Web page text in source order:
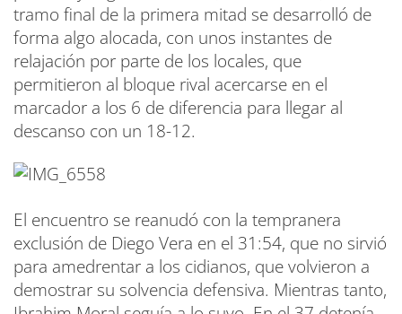
tramo final de la primera mitad se desarrolló de
forma algo alocada, con unos instantes de
relajación por parte de los locales, que
permitieron al bloque rival acercarse en el
marcador a los 6 de diferencia para llegar al
descanso con un 18-12.
El encuentro se reanudó con la tempranera
exclusión de Diego Vera en el 31:54, que no sirvió
para amedrentar a los cidianos, que volvieron a
demostrar su solvencia defensiva. Mientras tanto,